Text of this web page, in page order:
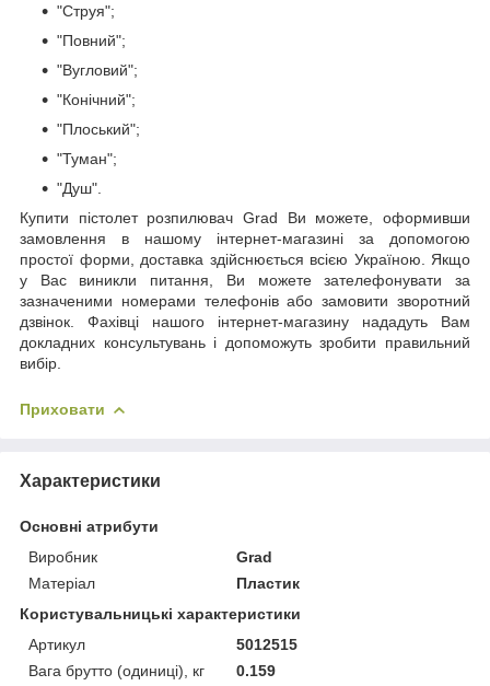
"Струя";
"Повний";
"Вугловий";
"Конічний";
"Плоський";
"Туман";
"Душ".
Купити пістолет розпилювач Grad Ви можете, оформивши
замовлення в нашому інтернет-магазині за допомогою
простої форми, доставка здійснюється всією Україною. Якщо
у Вас виникли питання, Ви можете зателефонувати за
зазначеними номерами телефонів або замовити зворотний
дзвінок. Фахівці нашого інтернет-магазину нададуть Вам
докладних консультувань і допоможуть зробити правильний
вибір.
Приховати
Характеристики
Основні атрибути
Виробник
Grad
Матеріал
Пластик
Користувальницькі характеристики
Артикул
5012515
Вага брутто (одиниці), кг
0.159